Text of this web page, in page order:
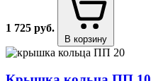
1 725 руб.
В корзину